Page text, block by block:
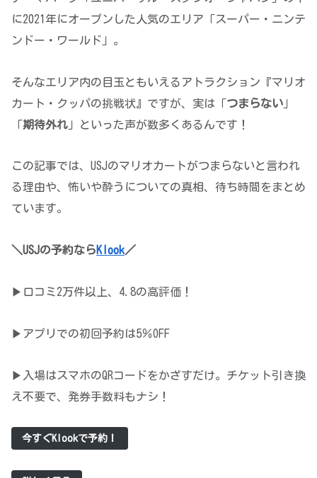
に2021年にオープンした人気のエリア「スーパー・ニンテ
ンドー・ワールド」。
そんなエリア内の目玉ともいえるアトラクション『マリオ
カート・クッパの挑戦状』ですが、実は「つまらない 」
「期待外れ 」といった声が数多くあるんです！
この記事では、USJのマリオカートがつまらないと言われ
る理由や、怖いや酔うについての真相、待ち時間をまとめ
ています。
＼USJの予約ならKlook／
▶口コミ2万件以上、4.8の高評価！
▶アプリでの初回予約は5％OFF
▶入場はスマホのQRコードをかざすだけ。チケット引き換
え不要で、発券手数料もナシ！
今すぐKlookで予約！